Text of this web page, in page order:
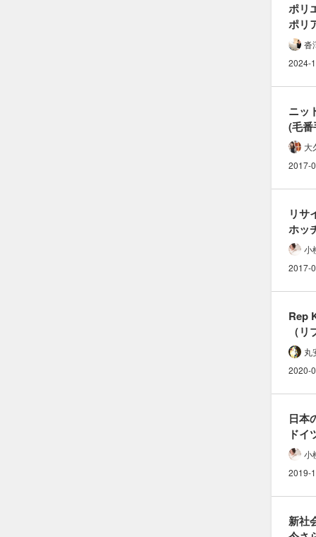
ポリ
ポリ
（ナ
違い
沓
2024-
ニッ
(毛
適正
法
大
2017-
リサ
ホッ
外さ
問題
本音
小
2017-
Rep
（
縫い
ニッ
丸
2020-
日本
ドイ
可愛
「デ
とは
小
2019-
新社